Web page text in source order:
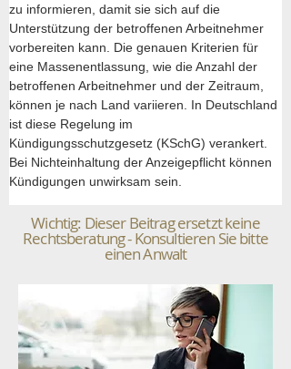
zu informieren, damit sie sich auf die
Unterstützung der betroffenen Arbeitnehmer
vorbereiten kann. Die genauen Kriterien für
eine Massenentlassung, wie die Anzahl der
betroffenen Arbeitnehmer und der Zeitraum,
können je nach Land variieren. In Deutschland
ist diese Regelung im
Kündigungsschutzgesetz (KSchG) verankert.
Bei Nichteinhaltung der Anzeigepflicht können
Kündigungen unwirksam sein.
Wichtig: Dieser Beitrag ersetzt keine
Rechtsberatung - Konsultieren Sie bitte
einen Anwalt